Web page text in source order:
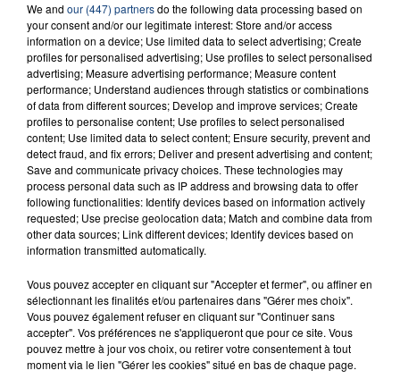
23 juillet 2026
INCENDIE MORTEL À LENS : UNE FEMME ET
SON BÉBÉ ENTRE LA VIE ET LA...
Un homme s'est immolé par le feu après avoir
aspergé sa compagne et leur bébé de trois mois
d'un liquide inflammable.
20 juillet 2026
OPÉRER DE LA CHEVILLE RESSORT DE LA...
La famille a porté plainte contre la clinique qui a
reconnu sa responsabilité et présenté ses
excuses.
TITRES DIFFUSÉS
We and our (447) partnersdo the following data processing based on
your consent and/or our legitimate interest: Store and/or access
information on a device; Use limited data to select advertising; Create
profiles for personalised advertising; Use profiles to select personalised
advertising; Measure advertising performance; Measure content
performance; Understand audiences through statistics or combinations
of data from different sources; Develop and improve services; Create
profiles to personalise content; Use profiles to select personalised
content; Use limited data to select content; Ensure security, prevent and
detect fraud, and fix errors; Deliver and present advertising and content;
Save and communicate privacy choices. These technologies may
process personal data such as IP address and browsing data to offer
following functionalities: Identify devices based on information actively
requested; Use precise geolocation data; Match and combine data from
other data sources; Link different devices; Identify devices based on
information transmitted automatically.
Vous pouvez accepter en cliquant sur "Accepter et fermer", ou affiner en
sélectionnant les finalités et/ou partenaires dans "Gérer mes choix".
Vous pouvez également refuser en cliquant sur "Continuer sans
accepter". Vos préférences ne s'appliqueront que pour ce site. Vous
pouvez mettre à jour vos choix, ou retirer votre consentement à tout
moment via le lien "Gérer les cookies" situé en bas de chaque page.